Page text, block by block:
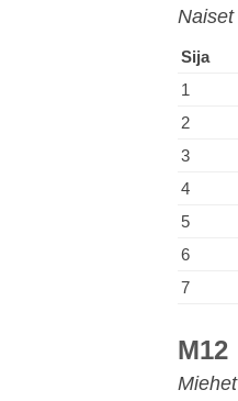
Sija
1
2
3
4
5
6
7
M12